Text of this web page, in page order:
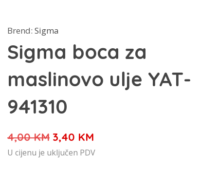
Brend: Sigma
Sigma boca za
maslinovo ulje YAT-
941310
4,00KM Izvorna
cijena
3,40 KM
cijena
U cijenu je uključen PDV